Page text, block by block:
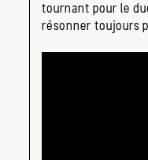
tournant pour le
résonner toujours